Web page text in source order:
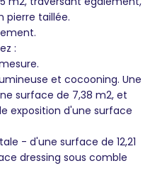
pierre taillée.
:
et cocooning. Une
surface de 7,38 m2, et
exposition d'une surface
- d'une surface de 12,21
dressing sous comble